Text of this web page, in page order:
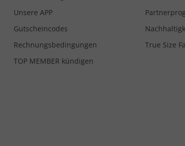
Unsere APP
Gutscheincodes
Rechnungsbedingungen
TOP MEMBER kündigen
True Size